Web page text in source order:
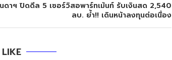
ดาฯ ปิดดีล 5 เซอร์วิสอพาร์ทเม้นท์ รับเงินสด 2,540
ลบ. ย้ำ!! เดินหน้าลงทุนต่อเนื่อง